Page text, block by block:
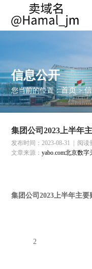
信息公开
您当前的位置：首页>
集团公司2023上半年
发布时间：2023-08-31 阅读
文章来源：yabo.com北京数
集团公司2023上半年主要
2